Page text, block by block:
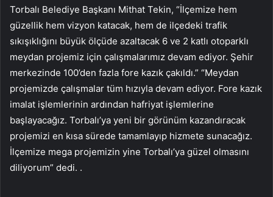
Torbalı Belediye Başkanı Mithat Tekin, “İlçemize hem
güzellik hem vizyon katacak, hem de ilçedeki trafik
sıkışıklığını büyük ölçüde azaltacak 6 ve 2 katlı otoparklı
meydan projemiz için çalışmalarımız devam ediyor. Şehir
merkezinde 100’den fazla fore kazık çakıldı.” “Meydan
projemizde çalışmalar tüm hızıyla devam ediyor. Fore kazık
imalat işlemlerinin ardından hafriyat işlemlerine
başlayacağız. Torbalı’ya yeni bir görünüm kazandıracak
projemizi en kısa sürede tamamlayıp hizmete sunacağız.
İlçemize mega projemizin yine Torbalı’ya güzel olmasını
diliyorum” dedi. .